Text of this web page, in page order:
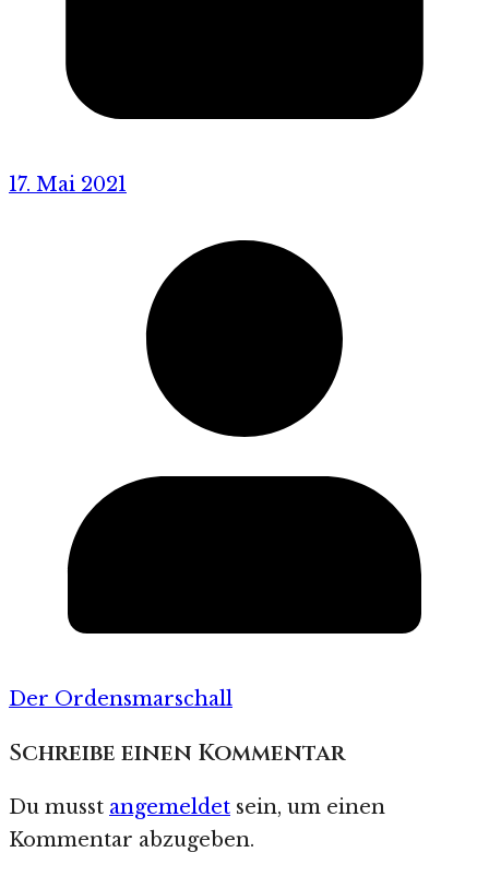
17. Mai 2021
Der Ordensmarschall
Schreibe einen Kommentar
Du musst angemeldet sein, um einen
Kommentar abzugeben.